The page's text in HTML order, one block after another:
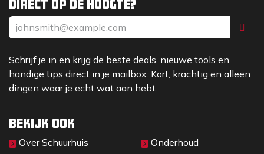
Direct op de hoogte?
Schrijf je in en krijg de beste deals, nieuwe tools en
handige tips direct in je mailbox. Kort, krachtig en alleen
dingen waar je echt wat aan hebt.
Bekijk ook
Over Sc​huurhuis
Onderhoud